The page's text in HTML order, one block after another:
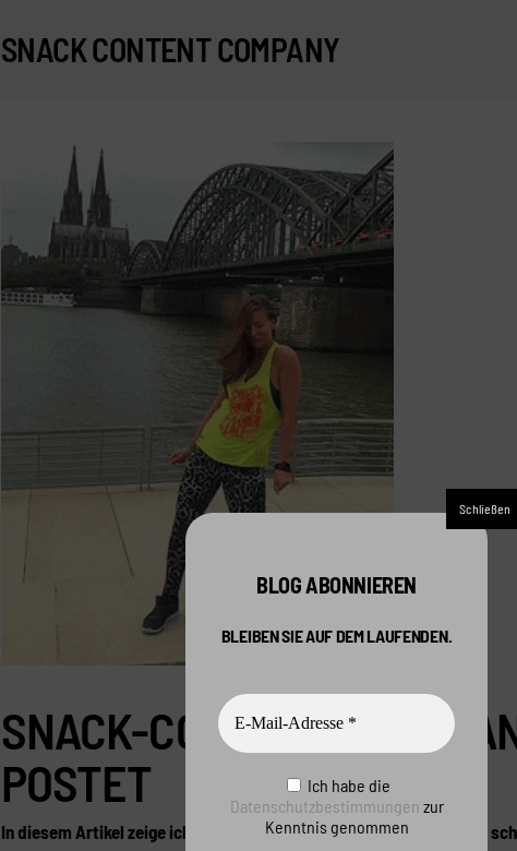
SNACK CONTENT COMPANY
SNACK-CONTENT: WIE
POSTET
In diesem Artikel zeige ich Ihnen, wie Sie das eigentlich Unmögliche
BLOG ABONNIEREN
BLEIBEN SIE AUF DEM LAUFENDEN.
Ich habe die
Datenschutzbestimmungen zur
Kenntnis genommen